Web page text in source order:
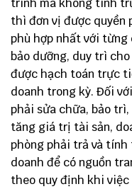
trình mà không tính
thì đơn vị được quyền
phù hợp nhất với từng
bảo dưỡng, duy trì
được hạch toán trực
doanh trong kỳ. Đối
phải sửa chữa, bảo
tăng giá trị tài sản,
phòng phải trả và tính
doanh để có nguồn
theo quy định khi